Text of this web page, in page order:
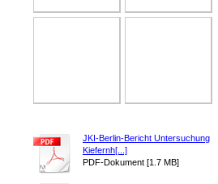
JKI-Berlin-Bericht Untersuchung
Kiefernh[...]
PDF-Dokument [1.7 MB]